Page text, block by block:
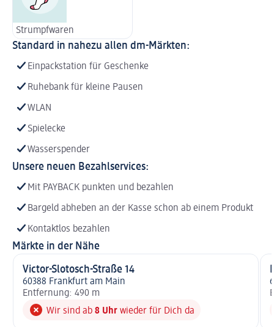
Strumpfwaren
Standard in nahezu allen dm-Märkten:
Einpackstation für Geschenke
Ruhebank für kleine Pausen
WLAN
Spielecke
Wasserspender
Unsere neuen Bezahlservices:
Mit PAYBACK punkten und bezahlen
Bargeld abheben an der Kasse schon ab einem Produkt
Kontaktlos bezahlen
Märkte in der Nähe
Victor-Slotosch-Straße 14
60388 Frankfurt am Main
Entfernung: 490 m
Wir sind ab 8 Uhr wieder für Dich da